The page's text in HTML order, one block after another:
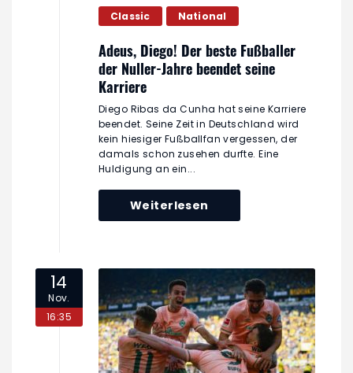
Classic National
Adeus, Diego! Der beste Fußballer
der Nuller-Jahre beendet seine
Karriere
Diego Ribas da Cunha hat seine Karriere
beendet. Seine Zeit in Deutschland wird
kein hiesiger Fußballfan vergessen, der
damals schon zusehen durfte. Eine
Huldigung an ein...
Weiterlesen
14
Nov.
16:35